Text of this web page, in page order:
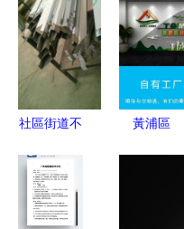
社區街道不
美觀與實用
的融合之作
黃浦區